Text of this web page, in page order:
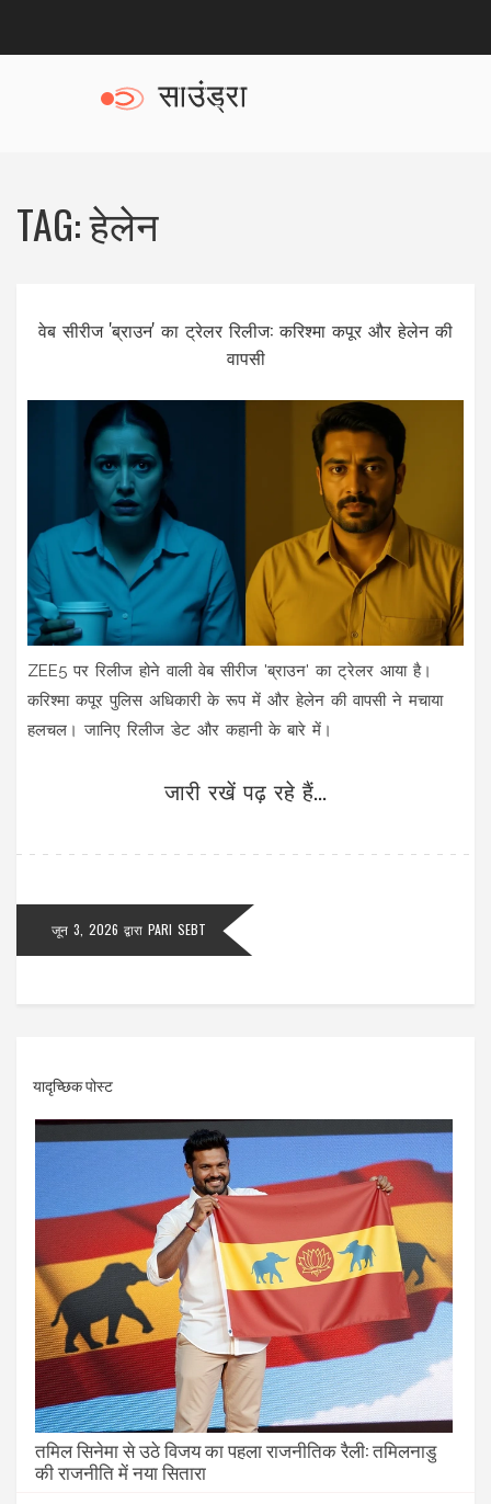
TAG: हेलेन
वेब सीरीज 'ब्राउन' का ट्रेलर रिलीज: करिश्मा कपूर और हेलेन की
वापसी
ZEE5 पर रिलीज होने वाली वेब सीरीज 'ब्राउन' का ट्रेलर आया है।
करिश्मा कपूर पुलिस अधिकारी के रूप में और हेलेन की वापसी ने मचाया
हलचल। जानिए रिलीज डेट और कहानी के बारे में।
जारी रखें पढ़ रहे हैं...
जून 3, 2026 द्वारा PARI SEBT
यादृच्छिक पोस्ट
तमिल सिनेमा से उठे विजय का पहला राजनीतिक रैली: तमिलनाडु
की राजनीति में नया सितारा